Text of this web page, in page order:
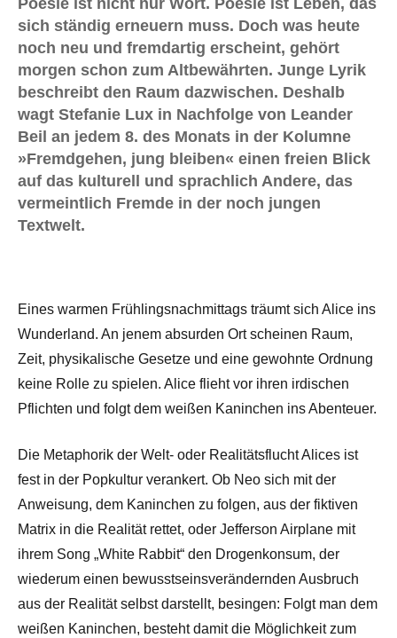
Poesie ist nicht nur Wort. Poesie ist Leben, das
sich ständig erneuern muss. Doch was heute
noch neu und fremdartig erscheint, gehört
morgen schon zum Altbewährten. Junge Lyrik
beschreibt den Raum dazwischen. Deshalb
wagt Stefanie Lux in Nachfolge von Leander
Beil an jedem 8. des Monats in der Kolumne
»Fremdgehen, jung bleiben« einen freien Blick
auf das kulturell und sprachlich Andere, das
vermeintlich Fremde in der noch jungen
Textwelt.
Eines warmen Frühlingsnachmittags träumt sich Alice ins
Wunderland. An jenem absurden Ort scheinen Raum,
Zeit, physikalische Gesetze und eine gewohnte Ordnung
keine Rolle zu spielen. Alice flieht vor ihren irdischen
Pflichten und folgt dem weißen Kaninchen ins Abenteuer.
Die Metaphorik der Welt- oder Realitätsflucht Alices ist
fest in der Popkultur verankert. Ob Neo sich mit der
Anweisung, dem Kaninchen zu folgen, aus der fiktiven
Matrix in die Realität rettet, oder Jefferson Airplane mit
ihrem Song „White Rabbit“ den Drogenkonsum, der
wiederum einen bewusstseinsverändernden Ausbruch
aus der Realität selbst darstellt, besingen: Folgt man dem
weißen Kaninchen, besteht damit die Möglichkeit zum